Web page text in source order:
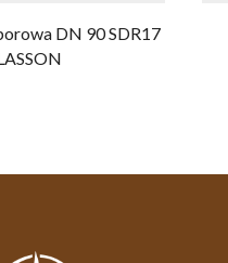
DN 90 SDR17